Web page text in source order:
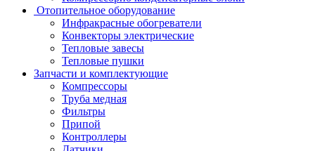
Отопительное оборудование
Инфракрасные обогреватели
Конвекторы электрические
Тепловые завесы
Тепловые пушки
Запчасти и комплектующие
Компрессоры
Труба медная
Фильтры
Припой
Контроллеры